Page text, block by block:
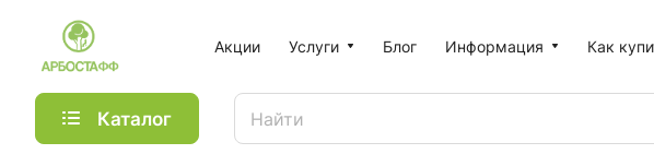
Акции Услуги Блог Информация Как
Каталог